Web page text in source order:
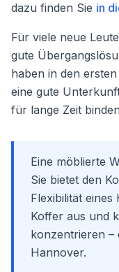
dazu finden Sie in
Für viele neue
gute
haben in den
eine gute
für lange Zeit
Eine möblierte
Sie bietet den
Flexibilität
Koffer aus und
konzentrieren –
Hannover.